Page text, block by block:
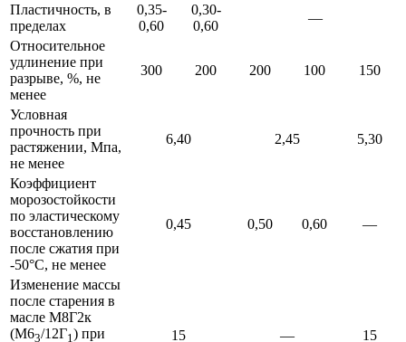
Пластичность, в
пределах
0,35-
0,60
0,30-
0,60
—
Относительное
удлинение при
разрыве, %, не
менее
300 200 200 100 150
Условная
прочность при
растяжении, Мпа,
не менее
6,40 2,45 5,30
Коэффициент
морозостойкости
по эластичес­кому
восстановлению
после сжатия при
-50°С, не менее
0,45 0,50 0,60 —
Изменение массы
после старения в
масле М8Г2к
(М63/12Г1) при 15 — 15